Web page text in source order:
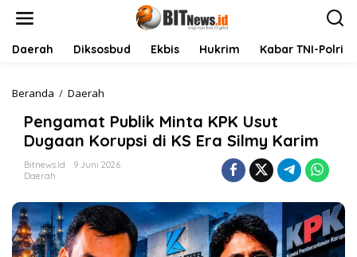
Daerah Diksosbud Ekbis Hukrim Kabar TNI-Polri
Beranda / Daerah
g
a
m
P
u
b
Pengamat Publik Minta KPK Usut
Dugaan Korupsi di KS Era Silmy Karim
Bitnews.id
9 Juni 2026
Daerah